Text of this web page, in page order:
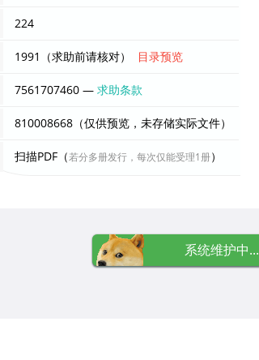
224
1991（求助前请核对） 目录预览
7561707460 —求助条款
810008668（仅供预览，未存储实际文件）
扫描PDF（若分多册发行，每次仅能受理1册）
系统维护中...